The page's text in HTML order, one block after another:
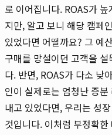
로 이어집니다. ROAS가
지만, 알고 보니 해당 캠페
있었다면 어떨까요? 그 예
구매를 망설이던 고객을
다. 반면, ROAS가 다소 낮
인이 실제로는 엄청난 증
내고 있었다면, 우리는 성
것입니다. 이처럼 부정확